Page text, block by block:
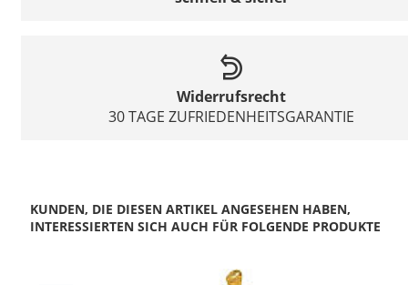
Widerrufsrecht
30 TAGE ZUFRIEDENHEITSGARANTIE
KUNDEN, DIE DIESEN ARTIKEL ANGESEHEN HABEN,
INTERESSIERTEN SICH AUCH FÜR FOLGENDE PRODUKTE